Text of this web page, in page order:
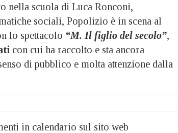
nella scuola di Luca Ronconi,
sociali, Popolizio è in scena al
lo spettacolo “M. Il figlio del secolo”,
con cui ha raccolto e sta ancora
di pubblico e molta attenzione dalla
in calendario sul sito web